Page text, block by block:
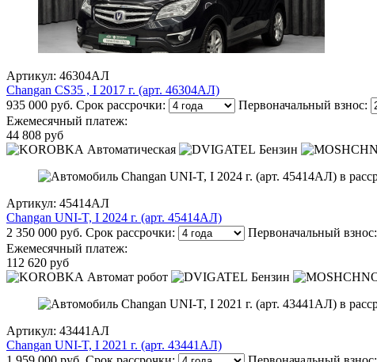
Артикул: 46304АЛ
Changan CS35 , I 2017 г. (арт. 46304АЛ)
935 000 руб. Срок рассрочки:
Первоначальный взнос:
Ежемесячный платеж:
44 808 руб
Автоматическая
Бензин
Артикул: 45414АЛ
Changan UNI-T, I 2024 г. (арт. 45414АЛ)
2 350 000 руб. Срок рассрочки:
Первоначальный взнос:
Ежемесячный платеж:
112 620 руб
Автомат робот
Бензин
Артикул: 43441АЛ
Changan UNI-T, I 2021 г. (арт. 43441АЛ)